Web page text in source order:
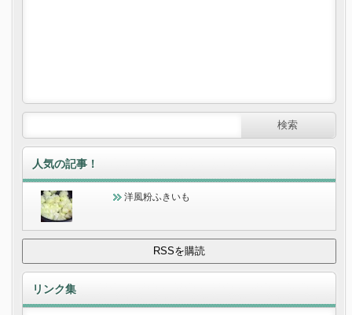
人気の記事！
洋風粉ふきいも
リンク集